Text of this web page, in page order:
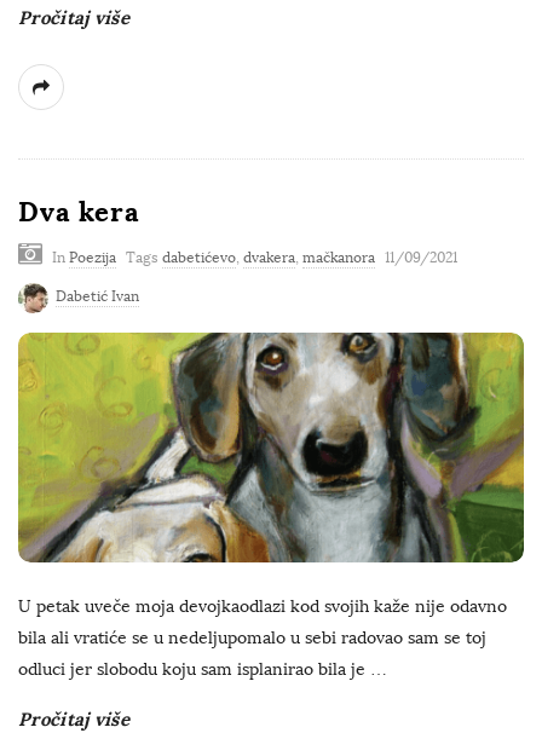
Pročitaj više
Dva kera
In Poezija Tags dabetićevo, dvakera, mačkanora 11/09/2021
Dabetić Ivan
U petak uveče moja devojkaodlazi kod svojih kaže nije odavno
bila ali vratiće se u nedeljupomalo u sebi radovao sam se toj
odluci jer slobodu koju sam isplanirao bila je …
Pročitaj više